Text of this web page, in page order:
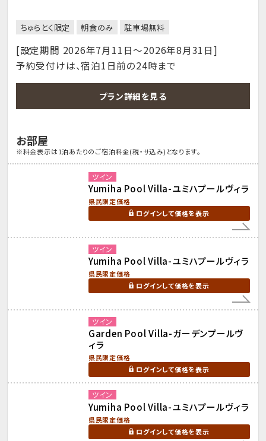
ちゅらとく限定 朝食のみ 駐車場無料
[設定期間 2026年7月11日～2026年8月31日]
予約受付けは、宿泊1日前の24時まで
プラン詳細を見る
お部屋
※料金表示は1泊あたりのご宿泊料金(税・サ込み)となります。
ツイン
Yumiha Pool Villa-ユミハプールヴィラ
県民限定価格
ログインして価格を表示
ツイン
Yumiha Pool Villa-ユミハプールヴィラ
県民限定価格
ログインして価格を表示
ツイン
Garden Pool Villa-ガーデンプールヴ
ィラ
県民限定価格
ログインして価格を表示
ツイン
Yumiha Pool Villa-ユミハプールヴィラ
県民限定価格
ログインして価格を表示